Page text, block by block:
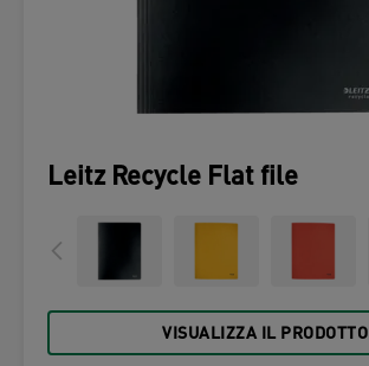
Leitz Recycle Flat file
VISUALIZZA IL PRODOTTO